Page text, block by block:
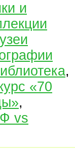
и
,
«70
,
vs